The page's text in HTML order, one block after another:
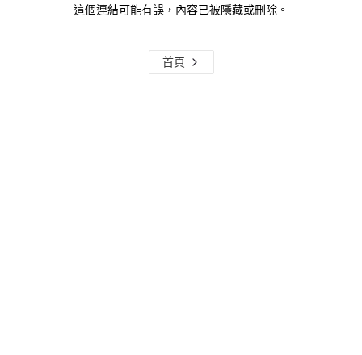
這個連結可能有誤，內容已被隱藏或刪除。
首頁